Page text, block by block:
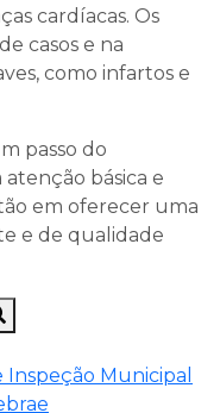
cardíacas. Os
casos e na
como infartos e
passo do
básica e
em oferecer uma
e de qualidade
Municipal